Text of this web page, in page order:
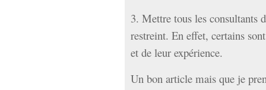
3. Mettre tous les consultants
restreint. En effet, certains
et de leur expérience.
Un bon article mais que je